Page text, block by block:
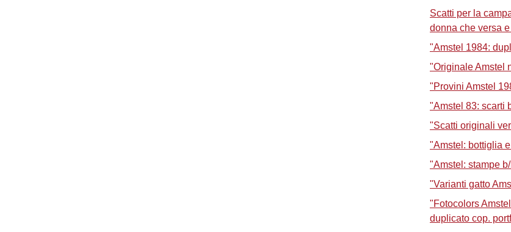
Scatti per la
donna che versa
"Amstel 1984:
"Originale Amstel
"Provini Amstel
"Amstel 83: scarti
"Scatti originali
"Amstel: bottiglia
"Amstel: stampe
"Varianti gatto
"Fotocolors
duplicato cop.